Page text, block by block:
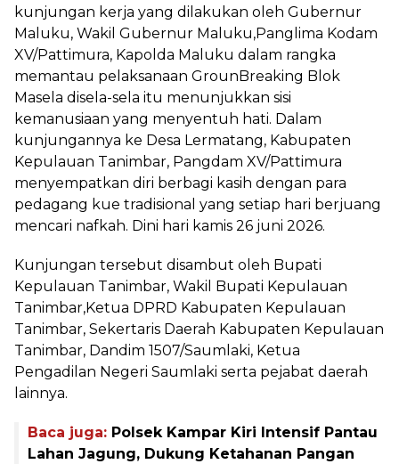
kunjungan kerja yang dilakukan oleh Gubernur
Maluku, Wakil Gubernur Maluku,Panglima Kodam
XV/Pattimura, Kapolda Maluku dalam rangka
memantau pelaksanaan GrounBreaking Blok
Masela disela-sela itu menunjukkan sisi
kemanusiaan yang menyentuh hati. Dalam
kunjungannya ke Desa Lermatang, Kabupaten
Kepulauan Tanimbar, Pangdam XV/Pattimura
menyempatkan diri berbagi kasih dengan para
pedagang kue tradisional yang setiap hari berjuang
mencari nafkah. Dini hari kamis 26 juni 2026.
Kunjungan tersebut disambut oleh Bupati
Kepulauan Tanimbar, Wakil Bupati Kepulauan
Tanimbar,Ketua DPRD Kabupaten Kepulauan
Tanimbar, Sekertaris Daerah Kabupaten Kepulauan
Tanimbar, Dandim 1507/Saumlaki, Ketua
Pengadilan Negeri Saumlaki serta pejabat daerah
lainnya.
Baca juga: Polsek Kampar Kiri Intensif Pantau
Lahan Jagung, Dukung Ketahanan Pangan